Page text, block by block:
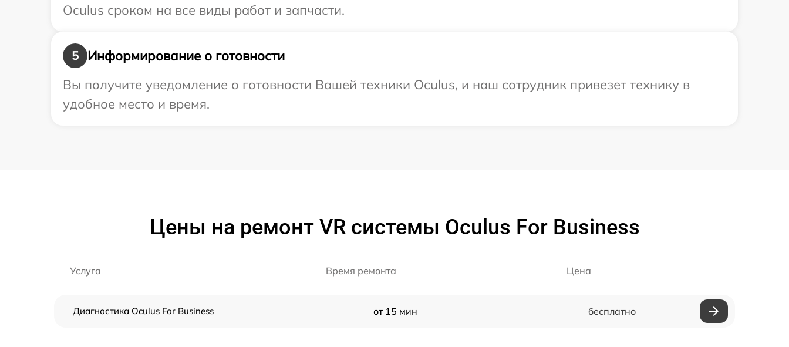
Oculus сроком на все виды работ и запчасти.
5
Информирование о готовности
Вы получите уведомление о готовности Вашей техники Oculus, и наш сотрудник привезет технику в
удобное место и время.
Цены на ремонт VR системы Oculus For Business
Услуга Время ремонта Цена
Диагностика Oculus For Business от 15 мин бесплатно